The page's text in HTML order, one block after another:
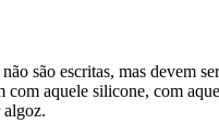
são escritas, mas devem
com aquele silicone, com
algoz.